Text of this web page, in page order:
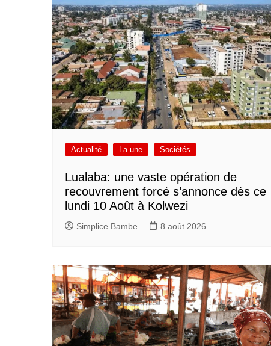
Actualité La une Sociétés
Lualaba: une vaste opération de
recouvrement forcé s’annonce dès ce
lundi 10 Août à Kolwezi
Simplice Bambe 8 août 2026